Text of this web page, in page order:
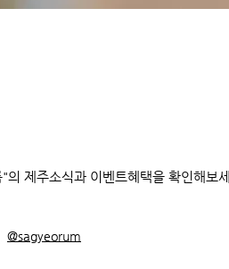
제주소식과 이벤트혜택을 확인해보
@sagyeorum